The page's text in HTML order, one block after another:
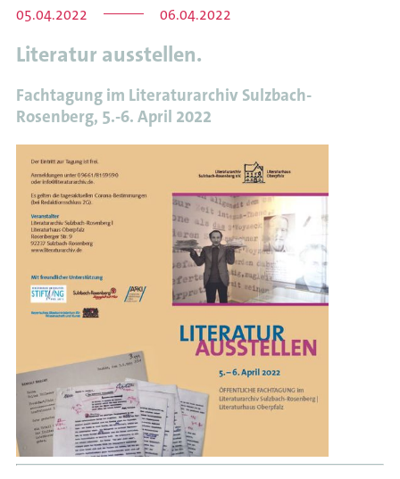
Wissenschaftliche
Projekte
und
Workshops
Meldungen
05.04.2022 06.04.2022
Literatur ausstellen.
Fachtagung im Literaturarchiv Sulzbach-
Rosenberg, 5.-6. April 2022